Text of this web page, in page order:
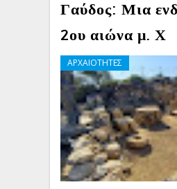
Γαύδος: Μια
2ου αιώνα μ. Χ
ΑΡΧΑΙΟΤΗΤΕΣ